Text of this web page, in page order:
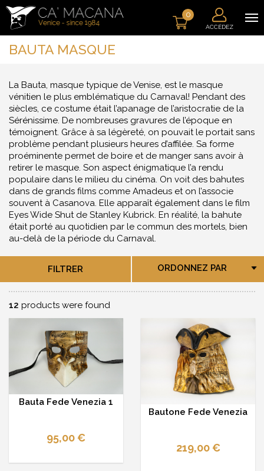
0
ACCÉDEZ
BAUTA MASQUE
La Bauta, masque typique de Venise, est le masque
vénitien le plus emblématique du Carnaval! Pendant des
siècles, ce costume était l’apanage de l’aristocratie de la
Sérénissime. De nombreuses gravures de l’époque en
témoignent. Grâce à sa légèreté, on pouvait le portait sans
problème pendant plusieurs heures d’affilée. Sa forme
proéminente permet de boire et de manger sans avoir à
retirer le masque. Son aspect énigmatique l’a rendu
populaire dans le milieu du cinéma. On voit des bahutes
dans de grands films comme Amadeus et on l’associe
souvent à Casanova. Elle apparaît également dans le film
Eyes Wide Shut de Stanley Kubrick. En réalité, la bahute
était porté au quotidien par le commun des mortels, bien
au-delà de la période du Carnaval.
FILTRER ORDONNEZ PAR
12 products were found
Bauta Fede Venezia 1
95,00 €
Bautone Fede Venezia
219,00 €